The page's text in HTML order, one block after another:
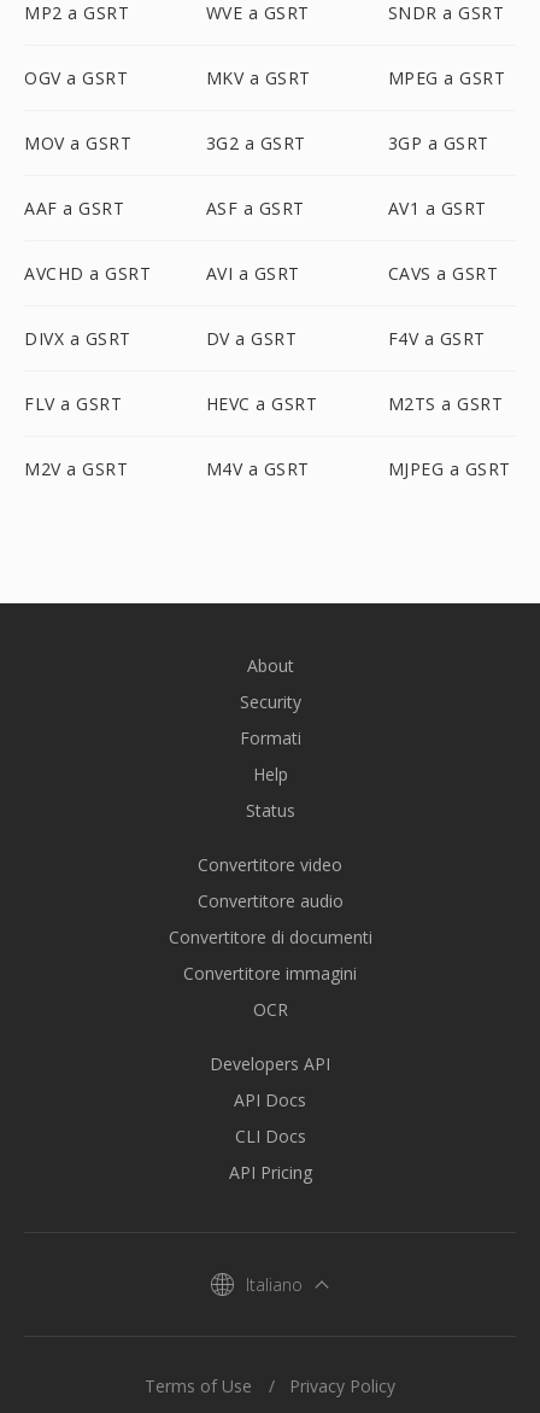
MP2 a GSRT WVE a GSRT SNDR a GSRT
OGV a GSRT MKV a GSRT MPEG a GSRT
MOV a GSRT 3G2 a GSRT 3GP a GSRT
AAF a GSRT ASF a GSRT AV1 a GSRT
AVCHD a GSRT AVI a GSRT CAVS a GSRT
DIVX a GSRT DV a GSRT F4V a GSRT
FLV a GSRT HEVC a GSRT M2TS a GSRT
M2V a GSRT M4V a GSRT MJPEG a GSRT
About
Security
Formati
Help
Status
Convertitore video
Convertitore audio
Convertitore di documenti
Convertitore immagini
OCR
Developers API
API Docs
CLI Docs
API Pricing
Italiano
Terms of Use Privacy Policy